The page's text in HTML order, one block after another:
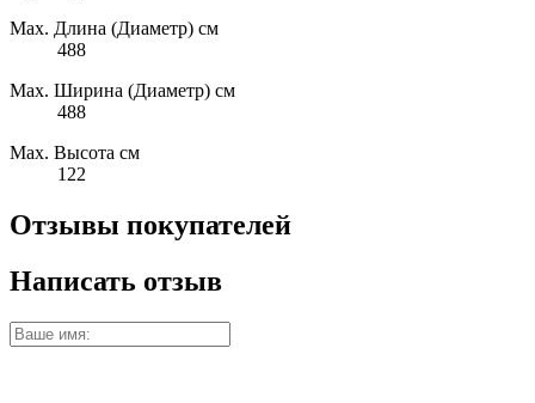
Max. Длина (Диаметр) см
488
Max. Ширина (Диаметр) см
488
Max. Высота см
122
Отзывы покупателей
Написать отзыв